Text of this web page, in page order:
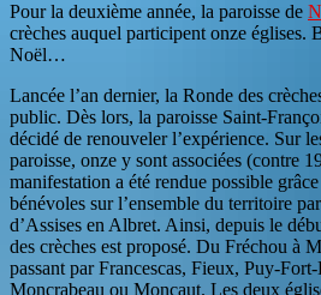
Pour la deuxième année, la paroisse de
crèches auquel participent onze églises.
Noël…
Lancée l’an dernier, la Ronde des
public. Dès lors, la paroisse Saint-
décidé de renouveler l’expérience. Sur
paroisse, onze y sont associées (contre
manifestation a été rendue possible
bénévoles sur l’ensemble du territoire
d’Assises en Albret. Ainsi, depuis le
des crèches est proposé. Du Fréchou à
passant par Francescas, Fieux, Puy-
Moncrabeau ou Moncaut. Les deux